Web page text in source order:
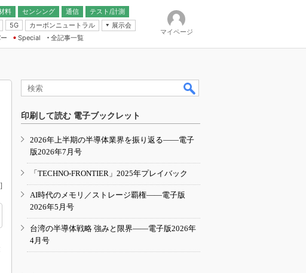
料 センシング
通信
テスト/計測
5G カーボンニュートラル
展示会
エッジコンピューティング
FRONTIER
るま展
Special
全記事一覧
マイページ
]
印刷して読む 電子ブックレット
2026年上半期の半導体業界を振り返る――電子
版2026年7月号
「TECHNO-FRONTIER」2025年プレイバック
AI時代のメモリ／ストレージ覇権――電子版
2026年5月号
台湾の半導体戦略 強みと限界――電子版2026年
4月号